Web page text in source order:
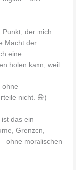
Punkt, der mich
Macht der
eine
holen kann, weil
ohne
nicht. 😄)
das ein
Grenzen,
ohne moralischen